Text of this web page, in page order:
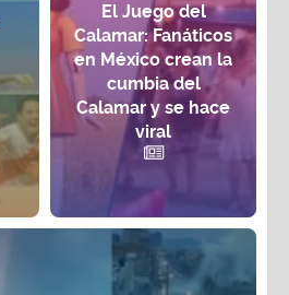
El Juego del
Calamar: Fanáticos
en México crean la
cumbia del
Calamar y se hace
viral